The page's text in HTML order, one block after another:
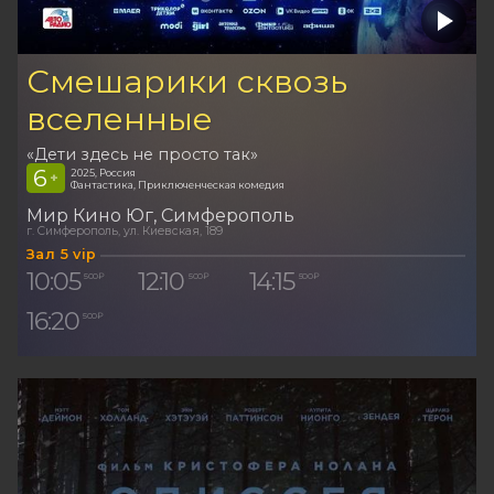
Смешарики сквозь
вселенные
«Дети здесь не просто так»
6 +
2025, Россия
Фантастика, Приключенческая комедия
Мир Кино Юг Симферополь
г. Симферополь, ул. Киевская, 189
Зал 5 vip
10:05 500 ₽ 12:10 500 ₽ 14:15 500 ₽
16:20 500 ₽